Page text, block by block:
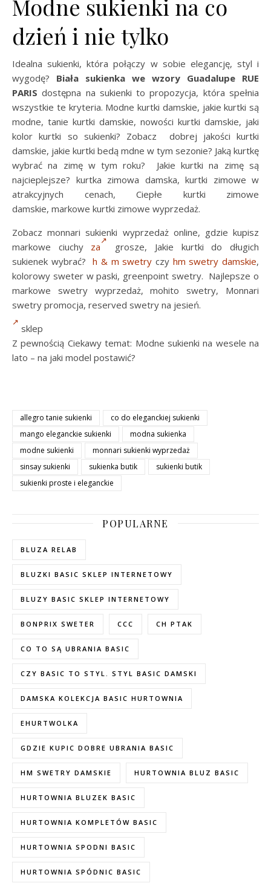
Modne sukienki na co
dzień i nie tylko
Idealna sukienki, która połączy w sobie elegancję, styl i
wygodę? Biała sukienka we wzory Guadalupe RUE
PARIS dostępna na sukienki to propozycja, która spełnia
wszystkie te kryteria. Modne kurtki damskie, jakie kurtki są
modne, tanie kurtki damskie, nowości kurtki damskie, jaki
kolor kurtki so sukienki? Zobacz dobrej jakości kurtki
damskie, jakie kurtki bedą mdne w tym sezonie? Jaką kurtkę
wybrać na zimę w tym roku? Jakie kurtki na zimę są
najcieplejsze? kurtka zimowa damska, kurtki zimowe w
atrakcyjnych cenach, Ciepłe kurtki zimowe
damskie, markowe kurtki zimowe wyprzedaż.
Zobacz monnari sukienki wyprzedaż online, gdzie kupisz
markowe ciuchy za
grosze, Jakie kurtki do długich
sukienek wybrać?h & m swetry czy hm swetry damskie,
kolorowy sweter w paski, greenpoint swetry. Najlepsze o
markowe swetry wyprzedaż, mohito swetry, Monnari
swetry promocja, reserved swetry na jesień.
sklep
Z pewnością Ciekawy temat: Modne sukienki na wesele na
lato – na jaki model postawić?
allegro tanie sukienki
co do eleganckiej sukienki
mango eleganckie sukienki
modna sukienka
modne sukienki
monnari sukienki wyprzedaż
sinsay sukienki
sukienka butik
sukienki butik
sukienki proste i eleganckie
POPULARNE
BLUZA RELAB
BLUZKI BASIC SKLEP INTERNETOWY
BLUZY BASIC SKLEP INTERNETOWY
BONPRIX SWETER CCC CH PTAK
CO TO SĄ UBRANIA BASIC
CZY BASIC TO STYL. STYL BASIC DAMSKI
DAMSKA KOLEKCJA BASIC HURTOWNIA
EHURTWOLKA
GDZIE KUPIC DOBRE UBRANIA BASIC
HM SWETRY DAMSKIE HURTOWNIA BLUZ BASIC
HURTOWNIA BLUZEK BASIC
HURTOWNIA KOMPLETÓW BASIC
HURTOWNIA SPODNI BASIC
HURTOWNIA SPÓDNIC BASIC